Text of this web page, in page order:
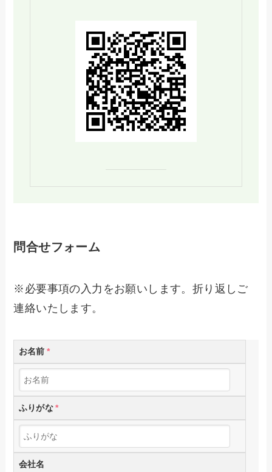
問合せフォーム
※必要事項の入力をお願いします。折り返しご
連絡いたします。
お名前 *
ふりがな*
会社名